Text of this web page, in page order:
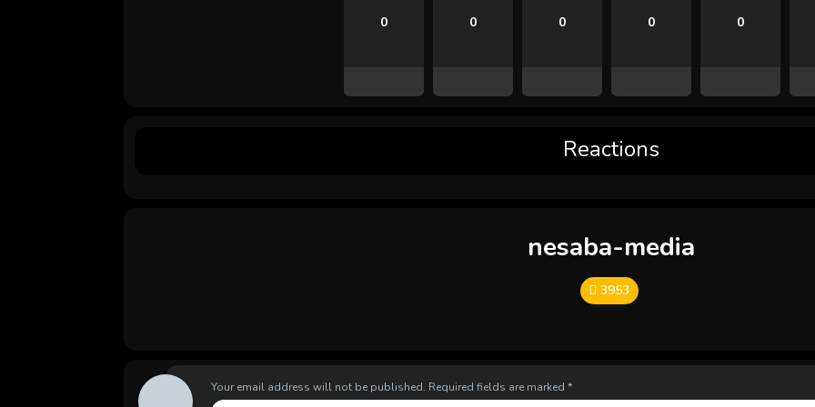
0 0 0 0 0
Reactions
nesaba-media
3953
Your email address will not be published. Required fields are marked*